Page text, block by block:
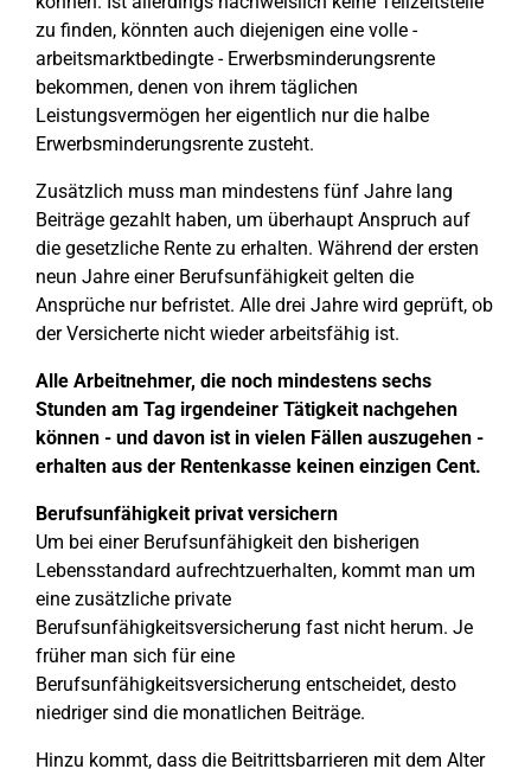
zu finden, könnten auch diejenigen eine volle -
arbeitsmarktbedingte - Erwerbsminderungsrente
bekommen, denen von ihrem täglichen
Leistungsvermögen her eigentlich nur die halbe
Erwerbsminderungsrente zusteht.
Zusätzlich muss man mindestens fünf Jahre lang
Beiträge gezahlt haben, um überhaupt Anspruch auf
die gesetzliche Rente zu erhalten. Während der ersten
neun Jahre einer Berufsunfähigkeit gelten die
Ansprüche nur befristet. Alle drei Jahre wird geprüft, ob
der Versicherte nicht wieder arbeitsfähig ist.
Alle Arbeitnehmer, die noch mindestens sechs
Stunden am Tag irgendeiner Tätigkeit nachgehen
können - und davon ist in vielen Fällen auszugehen -
erhalten aus der Rentenkasse keinen einzigen Cent.
Berufsunfähigkeit privat versichern
Um bei einer Berufsunfähigkeit den bisherigen
Lebensstandard aufrechtzuerhalten, kommt man um
eine zusätzliche private
Berufsunfähigkeitsversicherung fast nicht herum. Je
früher man sich für eine
Berufsunfähigkeitsversicherung entscheidet, desto
niedriger sind die monatlichen Beiträge.
Hinzu kommt, dass die Beitrittsbarrieren mit dem Alter